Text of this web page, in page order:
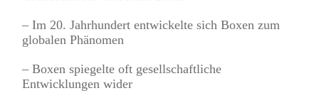
– Im 20. Jahrhundert entwickelte sich Boxen zum
globalen Phänomen
– Boxen spiegelte oft gesellschaftliche
Entwicklungen wider